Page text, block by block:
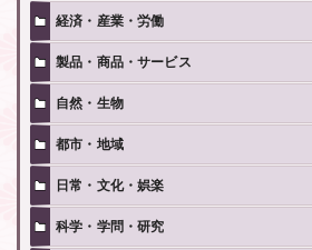
経済・産業・労働
製品・商品・サービス
自然・生物
都市・地域
日常・文化・娯楽
科学・学問・研究